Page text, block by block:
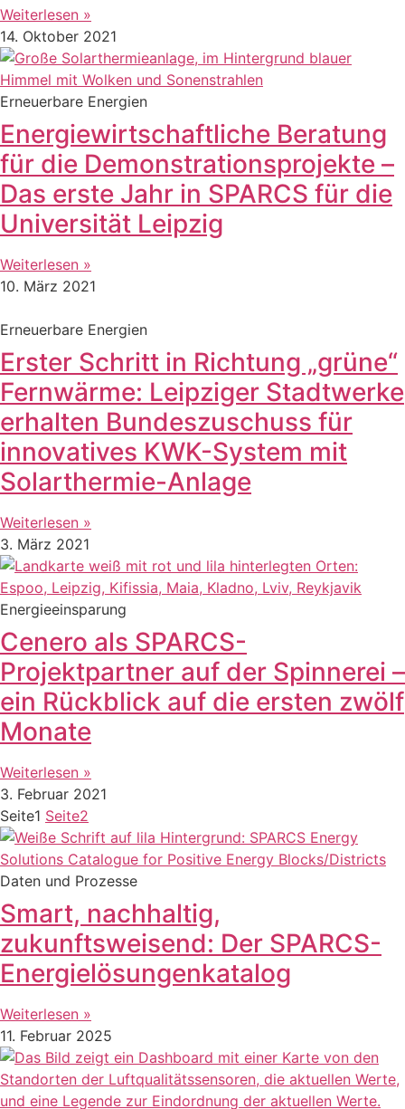
Weiterlesen »
14. Oktober 2021
Erneuerbare Energien
Energiewirtschaftliche Beratung
für die Demonstrationsprojekte –
Das erste Jahr in SPARCS für die
Universität Leipzig
Weiterlesen »
10. März 2021
Erneuerbare Energien
Erster Schritt in Richtung „grüne“
Fernwärme: Leipziger Stadtwerke
erhalten Bundeszuschuss für
innovatives KWK-System mit
Solarthermie-Anlage
Weiterlesen »
3. März 2021
Energieeinsparung
Cenero als SPARCS-
Projektpartner auf der Spinnerei –
ein Rückblick auf die ersten zwölf
Monate
Weiterlesen »
3. Februar 2021
Seite1 Seite2
Daten und Prozesse
Smart, nachhaltig,
zukunftsweisend: Der SPARCS-
Energielösungenkatalog
Weiterlesen »
11. Februar 2025